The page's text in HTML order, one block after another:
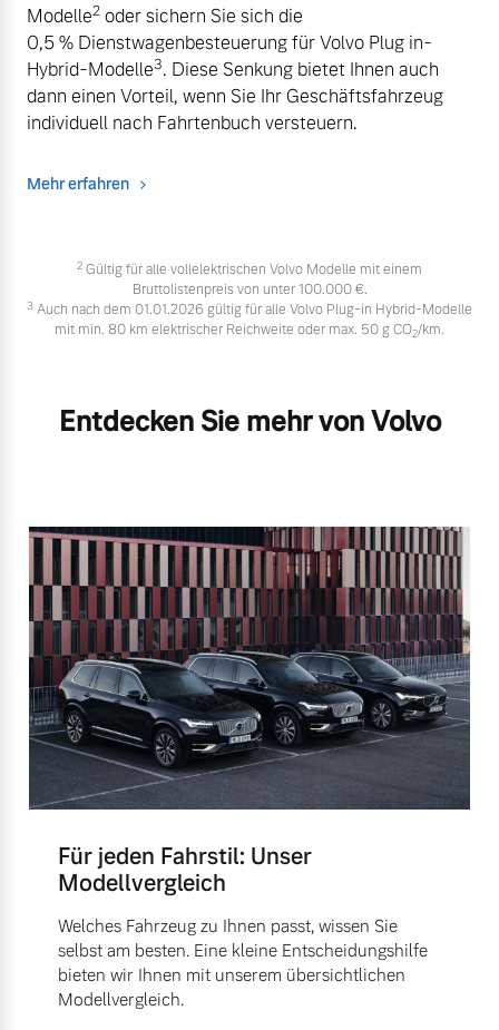
Modelle2 oder sichern Sie sich die
0,5 % Dienstwagenbesteuerung für Volvo Plug in-
Hybrid-Modelle3. Diese Senkung bietet Ihnen auch
dann einen Vorteil, wenn Sie Ihr Geschäftsfahrzeug
individuell nach Fahrtenbuch versteuern.
Mehr erfahren
2 Gültig für alle vollelektrischen Volvo Modelle mit einem
Bruttolistenpreis von unter 100.000 €.
3 Auch nach dem 01.01.2026 gültig für alle Volvo Plug-in Hybrid-Modelle
mit min. 80 km elektrischer Reichweite oder max. 50 g CO2/km.
Entdecken Sie mehr von Volvo
Für jeden Fahrstil: Unser
Modellvergleich
Welches Fahrzeug zu Ihnen passt, wissen Sie
selbst am besten. Eine kleine Entscheidungshilfe
bieten wir Ihnen mit unserem übersichtlichen
Modellvergleich.